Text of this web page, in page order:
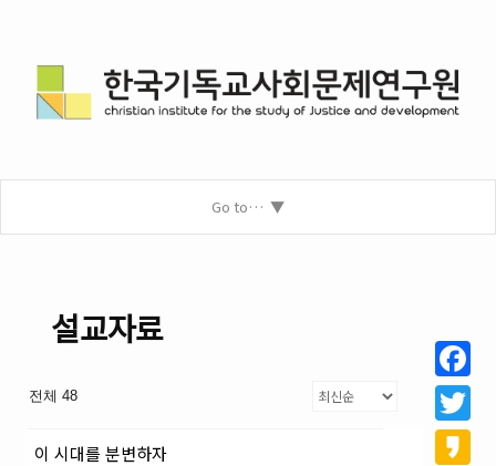
Go to…
설교자료
전체 48
이 시대를 분변하자
Twitter